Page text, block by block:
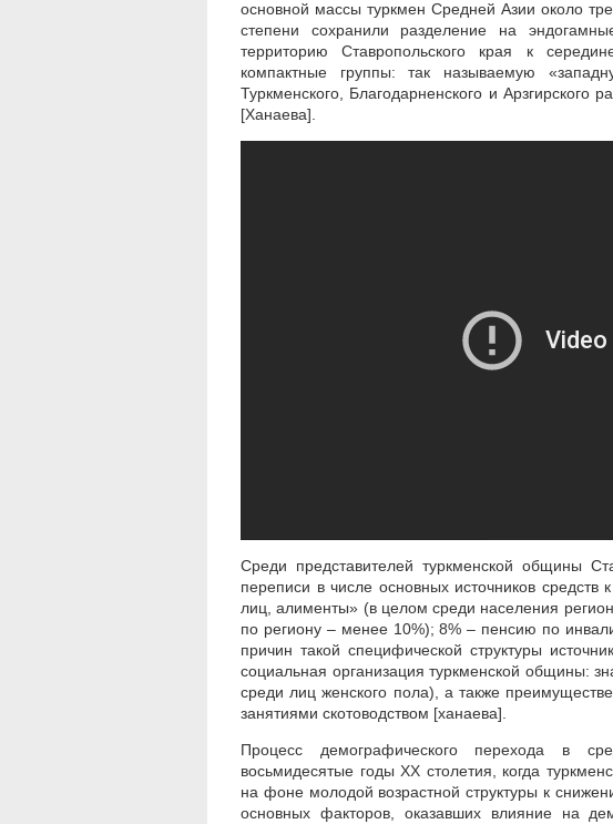
основной массы туркмен Средней Азии около
степени сохранили разделение на
территорию Ставропольского края к
компактные группы: так называемую
Туркменского, Благодарненского и
[Ханаева].
Среди представителей туркменской общины
переписи в числе основных источников
лиц, алименты» (в целом среди населения
по региону – менее 10%); 8% – пенсию по
причин такой специфической структуры
социальная организация туркменской общины:
среди лиц женского пола), а также
занятиями скотоводством [ханаева].
Процесс демографического перехода в
восьмидесятые годы XX столетия, когда
на фоне молодой возрастной структуры к
основных факторов, оказавших влияние на